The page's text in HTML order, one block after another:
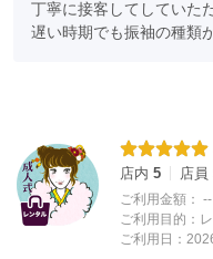
丁寧に接客してしていた
遅い時期でも振袖の種類
店内 5 店員
ご利用金額： --
ご利用目的：
ご利用日：